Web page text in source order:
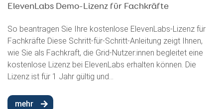
ElevenLabs Demo-Lizenz für Fachkräfte
So beantragen Sie Ihre kostenlose ElevenLabs-Lizenz für
Fachkräfte Diese Schritt-für-Schritt-Anleitung zeigt Ihnen,
wie Sie als Fachkraft, die Grid-Nutzer:innen begleitet eine
kostenlose Lizenz bei ElevenLabs erhalten können. Die
Lizenz ist für 1 Jahr gültig und...
mehr